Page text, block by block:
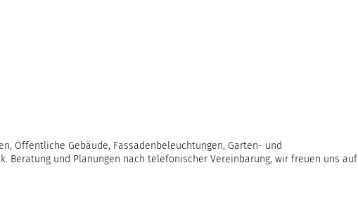
Öffentliche Gebäude, Fassadenbeleuchtungen, Garten- und
Beratung und Planungen nach telefonischer Vereinbarung, wir freuen uns auf